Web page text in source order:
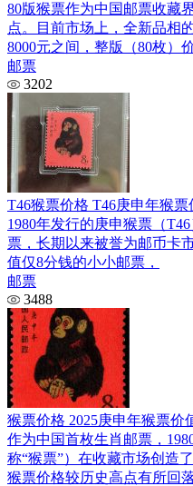
80版猴票作为中国邮票收藏
点。目前市场上，全新品相
8000元之间，整版（80枚）
邮票
3202
T46猴票价格 T46庚申年猴票
1980年发行的庚申猴票（
票，长期以来被誉为邮币卡
值仅8分钱的小小邮票，
邮票
3488
猴票价格 2025庚申年猴票价
作为中国首枚生肖邮票，
称“猴票”）在收藏市场创造
猴票价格较历史高点有所回